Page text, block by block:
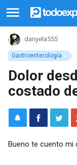
Gastroenterología
danyela555
Dolor
costado
Bueno te cuento mi